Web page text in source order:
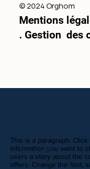
© 2024 Orghom
Mentions
. Gestion des
This is a paragraph.
information you want to
users a story about the
offers. Change the font,
REVIEWS